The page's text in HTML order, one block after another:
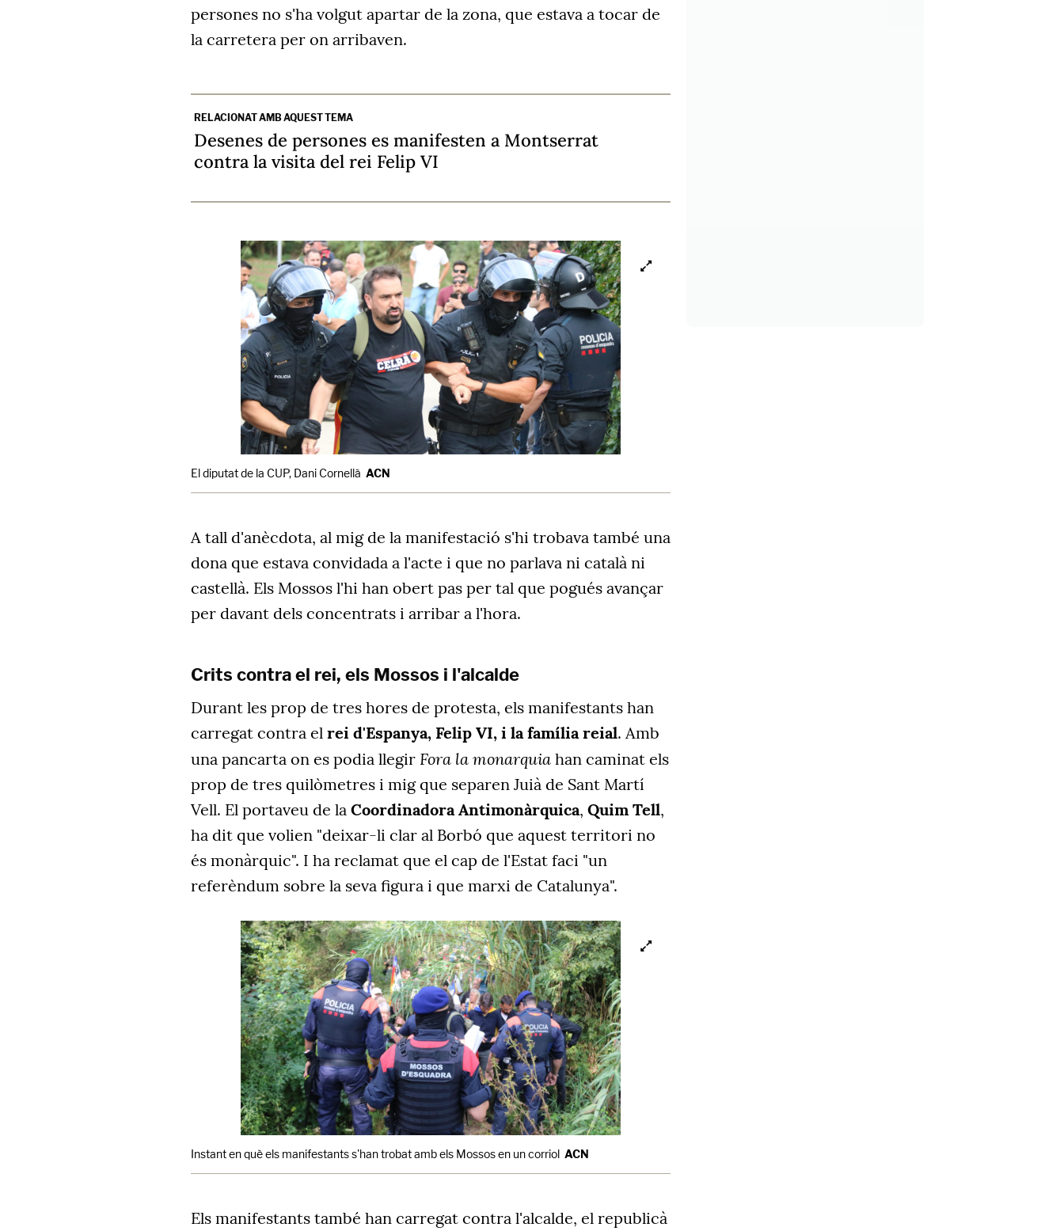
persones no s'ha volgut apartar de la zona, que estava a tocar de
la carretera per on arribaven.
RELACIONAT AMB AQUEST TEMA
Desenes de persones es manifesten a Montserrat
contra la visita del rei Felip VI
El diputat de la CUP, Dani Cornellà ACN
A tall d'anècdota, al mig de la manifestació s'hi trobava també una
dona que estava convidada a l'acte i que no parlava ni català ni
castellà. Els Mossos l'hi han obert pas per tal que pogués avançar
per davant dels concentrats i arribar a l'hora.
Crits contra el rei, els Mossos i l'alcalde
Durant les prop de tres hores de protesta, els manifestants han
carregat contra el rei d'Espanya, Felip VI, i la família reial. Amb
una pancarta on es podia llegir Fora la monarquia han caminat els
prop de tres quilòmetres i mig que separen Juià de Sant Martí
Vell. El portaveu de la Coordinadora Antimonàrquica, Quim Tell,
ha dit que volien "deixar-li clar al Borbó que aquest territori no
és monàrquic". I ha reclamat que el cap de l'Estat faci "un
referèndum sobre la seva figura i que marxi de Catalunya".
Instant en què els manifestants s'han trobat amb els Mossos en un corriol ACN
Els manifestants també han carregat contra l'alcalde, el republicà